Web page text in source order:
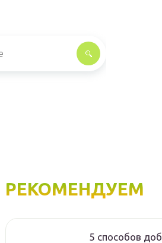
РЕКОМЕНДУЕМ
5 способов